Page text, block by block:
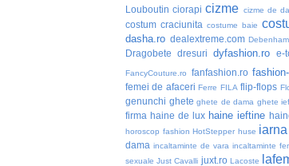
Louboutin ciorapi cizme cizme de
costum craciunita costume baie
dasha.ro dealextreme.com
Dragobete dresuri dyfashion.ro e-
FancyCouture.ro fanfashion.ro
femei de afaceri Ferre FILA flip-flops
genunchi ghete ghete de dama ghete
firma haine de lux haine ieftine
horoscop fashion HotStepper huse iarna
dama incaltaminte de vara incaltaminte
sexuale Just Cavalli juxt.ro Lacoste